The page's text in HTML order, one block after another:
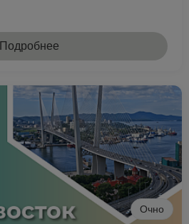
Подробнее
Очно